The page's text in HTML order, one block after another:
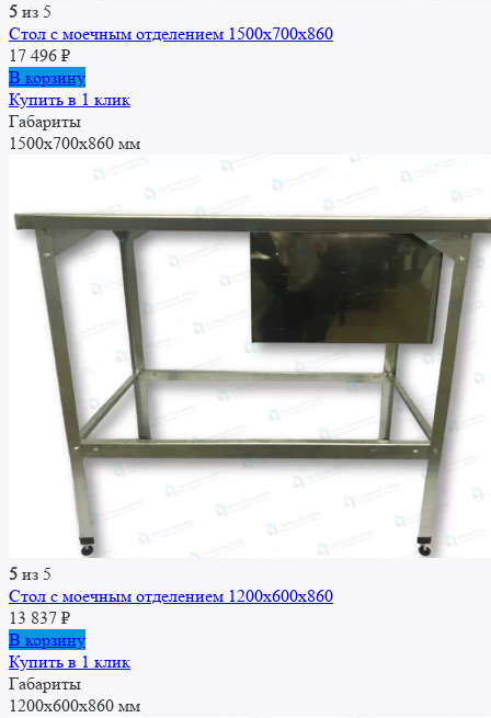
5 из 5
Стол с моечным отделением 1500x700x860
17 496 ₽
В корзину
Купить в 1 клик
Габариты
1500x700x860 мм
5 из 5
Стол с моечным отделением 1200x600x860
13 837 ₽
В корзину
Купить в 1 клик
Габариты
1200x600x860 мм